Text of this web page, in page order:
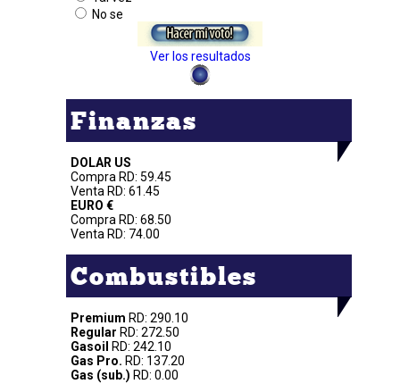
No se
Ver los resultados
Finanzas
DOLAR US
Compra RD: 59.45
Venta RD: 61.45
EURO €
Compra RD: 68.50
Venta RD: 74.00
Combustibles
Premium RD: 290.10
Regular RD: 272.50
Gasoil
RD: 242.10
Gas Pro. RD: 137.20
Gas (sub.) RD: 0.00